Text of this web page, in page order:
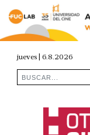
jueves | 6.8.2026